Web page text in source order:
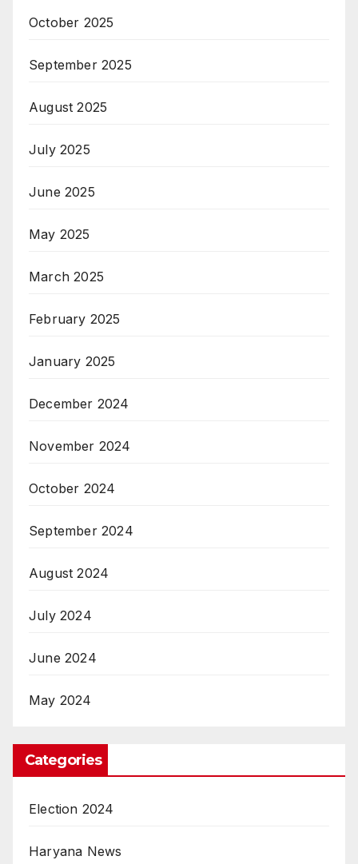
October 2025
September 2025
August 2025
July 2025
June 2025
May 2025
March 2025
February 2025
January 2025
December 2024
November 2024
October 2024
September 2024
August 2024
July 2024
June 2024
May 2024
Categories
Election 2024
Haryana News